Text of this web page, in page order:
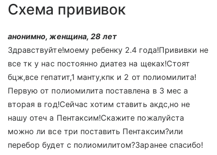
Схема прививок
анонимно, женщина, 28 лет
Здравствуйте!моему ребенку 2.4 года!Прививки не
все тк у нас постоянно диатез на щеках!Стоят
бцж,все гепатит,1 манту,кпк и 2 от полиомилита!
Первую от полиомилита поставлена в 3 мес а
вторая в год!Сейчас хотим ставить акдс,но не
нашу отеч а Пентаксим!Скажите пожалуйста
можно ли все три поставить Пентаксим?или
перебор будет с полиомилитом?Заранее спасибо!